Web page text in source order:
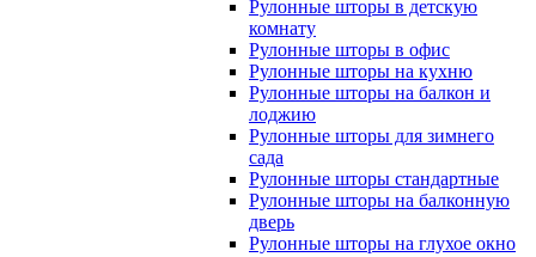
Рулонные шторы в детскую
комнату
Рулонные шторы в офис
Рулонные шторы на кухню
Рулонные шторы на балкон и
лоджию
Рулонные шторы для зимнего
сада
Рулонные шторы стандартные
Рулонные шторы на балконную
дверь
Рулонные шторы на глухое окно